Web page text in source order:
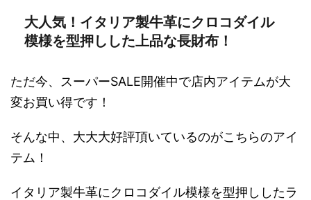
大人気！イタリア製牛革にクロコダイル
模様を型押しした上品な長財布！
ただ今、スーパーSALE開催中で店内アイテムが大
変お買い得です！
そんな中、大大大好評頂いているのがこちらのアイ
テム！
イタリア製牛革にクロコダイル模様を型押ししたラ